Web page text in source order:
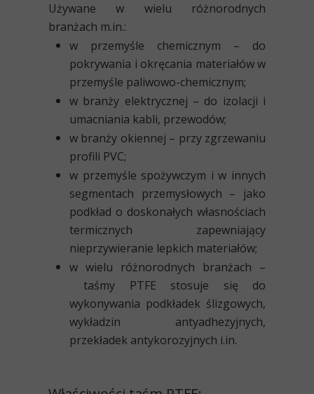
Używane w wielu różnorodnych
branżach m.in.:
w przemyśle chemicznym – do
pokrywania i okręcania materiałów w
przemyśle paliwowo-chemicznym;
w branży elektrycznej – do izolacji i
umacniania kabli, przewodów;
w branży okiennej – przy zgrzewaniu
profili PVC;
w przemyśle spożywczym i w innych
segmentach przemysłowych – jako
podkład o doskonałych własnościach
termicznych zapewniający
nieprzywieranie lepkich materiałów;
w wielu różnorodnych branżach –
taśmy PTFE stosuje się do
wykonywania podkładek ślizgowych,
wykładzin antyadhezyjnych,
przekładek antykorozyjnych i.in.